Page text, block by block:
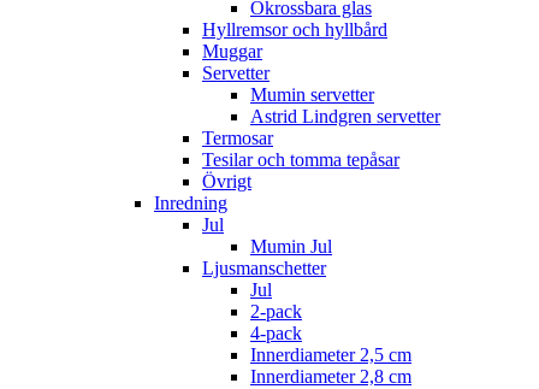
Okrossbara glas
Hyllremsor och hyllbård
Muggar
Servetter
Mumin servetter
Astrid Lindgren servetter
Termosar
Tesilar och tomma tepåsar
Övrigt
Inredning
Jul
Mumin Jul
Ljusmanschetter
Jul
2-pack
4-pack
Innerdiameter 2,5 cm
Innerdiameter 2,8 cm